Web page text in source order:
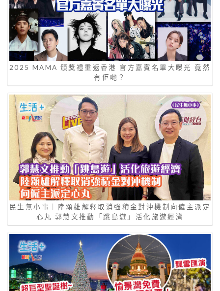
2025 MAMA 頒獎禮重返香港 官方嘉賓名單大曝光 竟然
有佢哋？
民生無小事｜陸頌雄解釋取消強積金對沖機制向僱主派定
心丸 郭慧文推動「跳島遊」活化旅遊經濟